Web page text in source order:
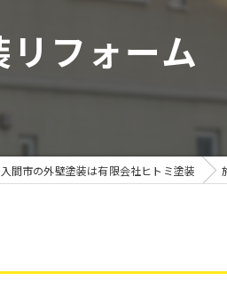
フォーム
間市の外壁塗装は有限会社ヒトミ塗装